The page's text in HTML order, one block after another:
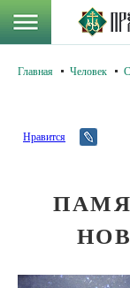
Главная Человек
Нравится